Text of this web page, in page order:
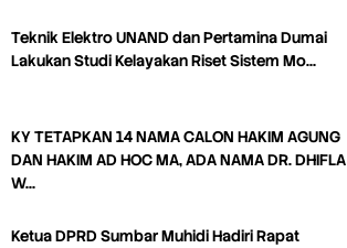
Teknik Elektro UNAND dan Pertamina Dumai
Lakukan Studi Kelayakan Riset Sistem Mo…
KY TETAPKAN 14 NAMA CALON HAKIM AGUNG
DAN HAKIM AD HOC MA, ADA NAMA DR. DHIFLA
W…
Ketua DPRD Sumbar Muhidi Hadiri Rapat